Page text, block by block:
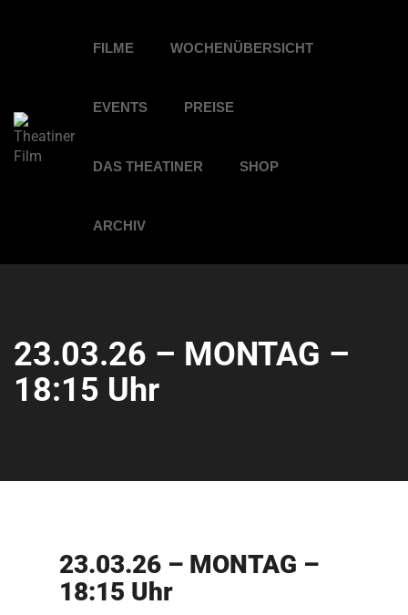
FILME WOCHENÜBERSICHT
EVENTS PREISE
DAS THEATINER SHOP
ARCHIV
23.03.26 – MONTAG –
18:15 Uhr
23.03.26 – MONTAG –
18:15 Uhr